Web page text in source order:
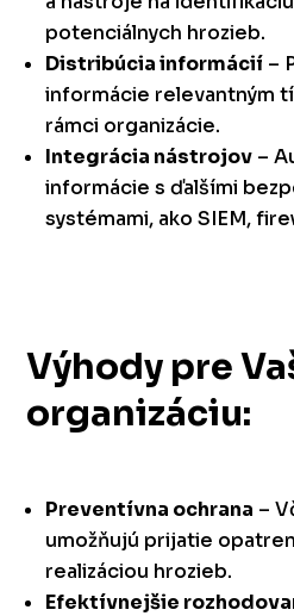
potenciálnych hrozieb.
Distribúcia informácií –
informácie relevantným
rámci organizácie.
Integrácia nástrojov –
informácie s ďalšími
systémami, ako SIEM,
Výhody pre
organizáciu:
Preventívna ochrana –
umožňujú prijatie
realizáciou hrozieb.
Efektívnejšie